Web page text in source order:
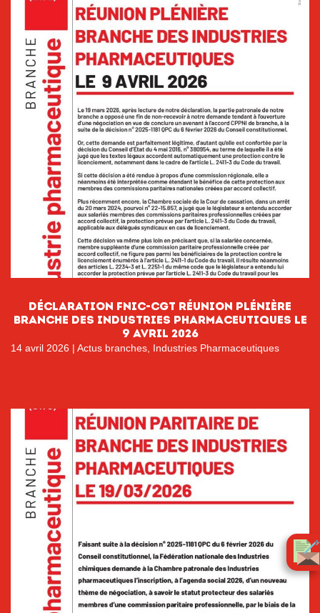
DÉCLARATION FNIC-CGT RÉUNION PLÉNIÈRE
BRANCHE DES INDUSTRIES PHARMACEUTIQUES LE
9 AVRIL 2026
14 avril 2026 | Actus branches Industries Pharmaceutiques